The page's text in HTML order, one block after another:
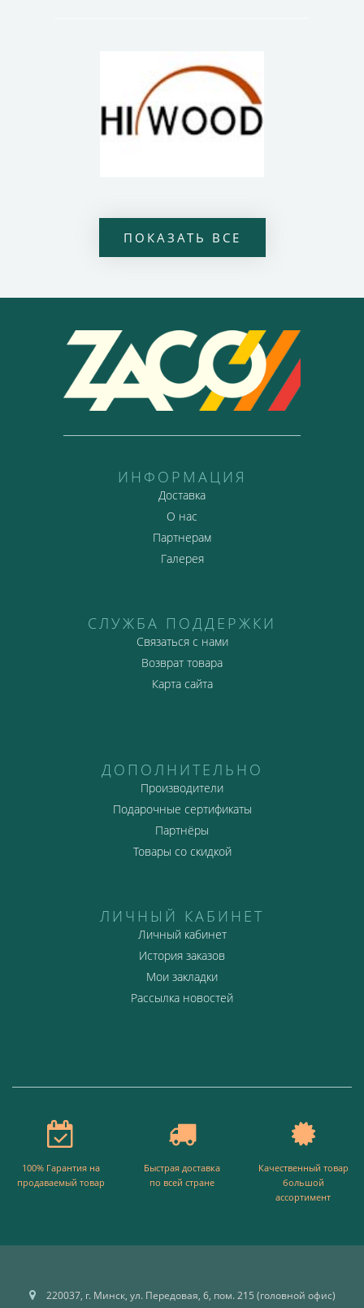
ПОКАЗАТЬ ВСЕ
ИНФОРМАЦИЯ
Доставка
О нас
Партнерам
Галерея
СЛУЖБА ПОДДЕРЖКИ
Связаться с нами
Возврат товара
Карта сайта
ДОПОЛНИТЕЛЬНО
Производители
Подарочные сертификаты
Партнёры
Товары со скидкой
ЛИЧНЫЙ КАБИНЕТ
Личный кабинет
История заказов
Мои закладки
Рассылка новостей
100% Гарантия на
продаваемый товар
Быстрая доставка
по всей стране
Качественный товар
большой
ассортимент
220037, г. Минск, ул. Передовая, 6, пом. 215 (головной офис)